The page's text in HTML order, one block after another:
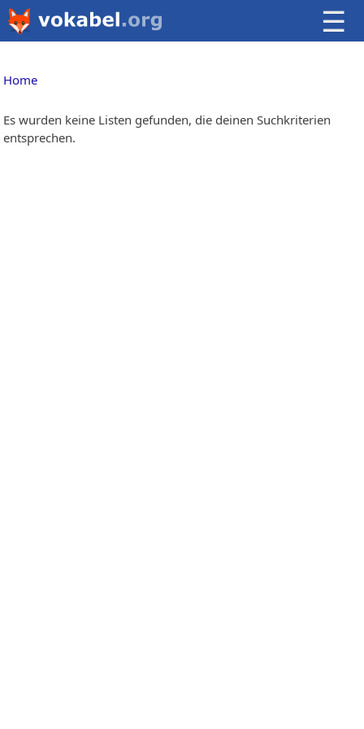
☰
Home
Es wurden keine Listen gefunden, die deinen Suchkriterien
entsprechen.